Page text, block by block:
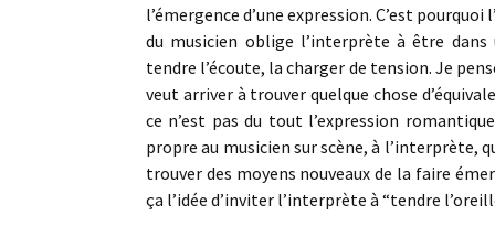
l’émergence d’une expression. C’est
du musicien oblige l’interprète à être
tendre l’écoute, la charger de tension. Je
veut arriver à trouver quelque chose
ce n’est pas du tout l’expression
propre au musicien sur scène, à l’interprète,
trouver des moyens nouveaux de la faire
ça l’idée d’inviter l’interprète à “tendre